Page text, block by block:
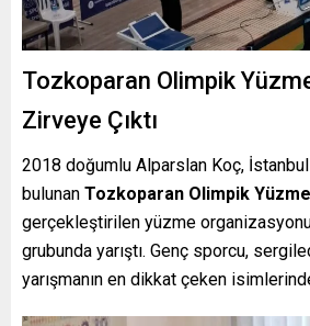
Tozkoparan Olimpik
Zirveye Çıktı
2018 doğumlu Alparslan Koç, İstanbul
bulunan Tozkoparan Olimpik
gerçekleştirilen yüzme
grubunda yarıştı. Genç sporcu,
yarışmanın en dikkat çeken